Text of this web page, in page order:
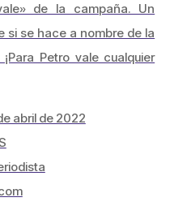
de la campaña. Un
si se hace a nombre de la
Petro vale cualquier
abril de 2022